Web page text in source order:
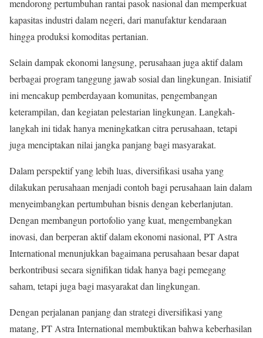
mendorong pertumbuhan rantai pasok nasional dan memperkuat
kapasitas industri dalam negeri, dari manufaktur kendaraan
hingga produksi komoditas pertanian.
Selain dampak ekonomi langsung, perusahaan juga aktif dalam
berbagai program tanggung jawab sosial dan lingkungan. Inisiatif
ini mencakup pemberdayaan komunitas, pengembangan
keterampilan, dan kegiatan pelestarian lingkungan. Langkah-
langkah ini tidak hanya meningkatkan citra perusahaan, tetapi
juga menciptakan nilai jangka panjang bagi masyarakat.
Dalam perspektif yang lebih luas, diversifikasi usaha yang
dilakukan perusahaan menjadi contoh bagi perusahaan lain dalam
menyeimbangkan pertumbuhan bisnis dengan keberlanjutan.
Dengan membangun portofolio yang kuat, mengembangkan
inovasi, dan berperan aktif dalam ekonomi nasional, PT Astra
International menunjukkan bagaimana perusahaan besar dapat
berkontribusi secara signifikan tidak hanya bagi pemegang
saham, tetapi juga bagi masyarakat dan lingkungan.
Dengan perjalanan panjang dan strategi diversifikasi yang
matang, PT Astra International membuktikan bahwa keberhasilan